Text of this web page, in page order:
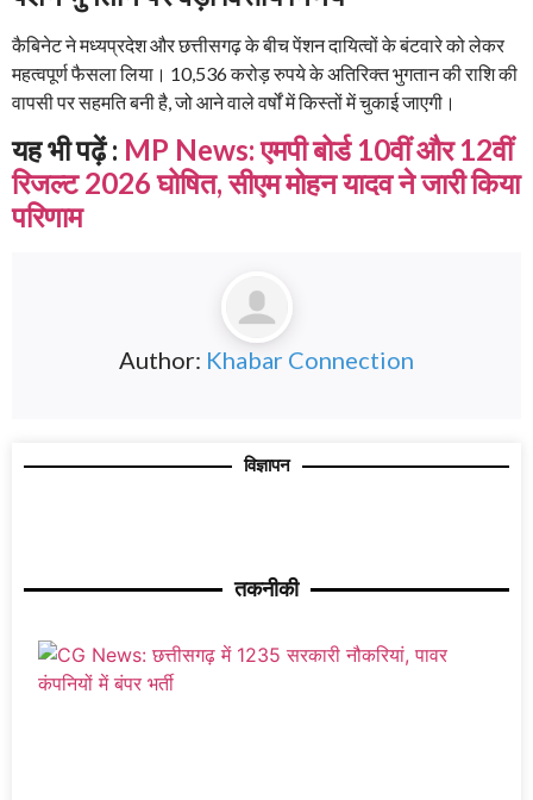
कैबिनेट ने मध्यप्रदेश और छत्तीसगढ़ के बीच पेंशन दायित्वों के बंटवारे को लेकर
महत्वपूर्ण फैसला लिया। 10,536 करोड़ रुपये के अतिरिक्त भुगतान की राशि की
वापसी पर सहमति बनी है, जो आने वाले वर्षों में किस्तों में चुकाई जाएगी।
यह भी पढ़ें : MP News: एमपी बोर्ड 10वीं और 12वीं
रिजल्ट 2026 घोषित, सीएम मोहन यादव ने जारी किया
परिणाम
Author: Khabar Connection
विज्ञापन
तकनीकी